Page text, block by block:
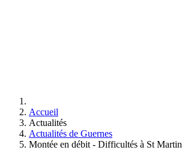
Accueil
Actualités
Actualités de Guernes
Montée en débit - Difficultés à St Martin